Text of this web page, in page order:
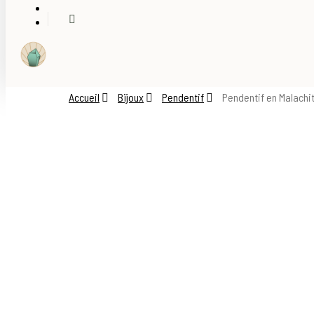
account
Accueil Bijoux Pendentif Pendentif en